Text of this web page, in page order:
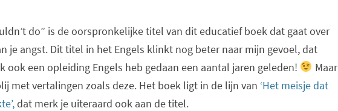
do” is de oorspronkelijke titel van dit educatief boek dat gaat over
je angst. Dit titel in het Engels klinkt nog beter naar mijn gevoel, dat
ook een opleiding Engels heb gedaan een aantal jaren geleden!
Maar
met vertalingen zoals deze. Het boek ligt in de lijn van ‘Het meisje dat
dat merk je uiteraard ook aan de titel.